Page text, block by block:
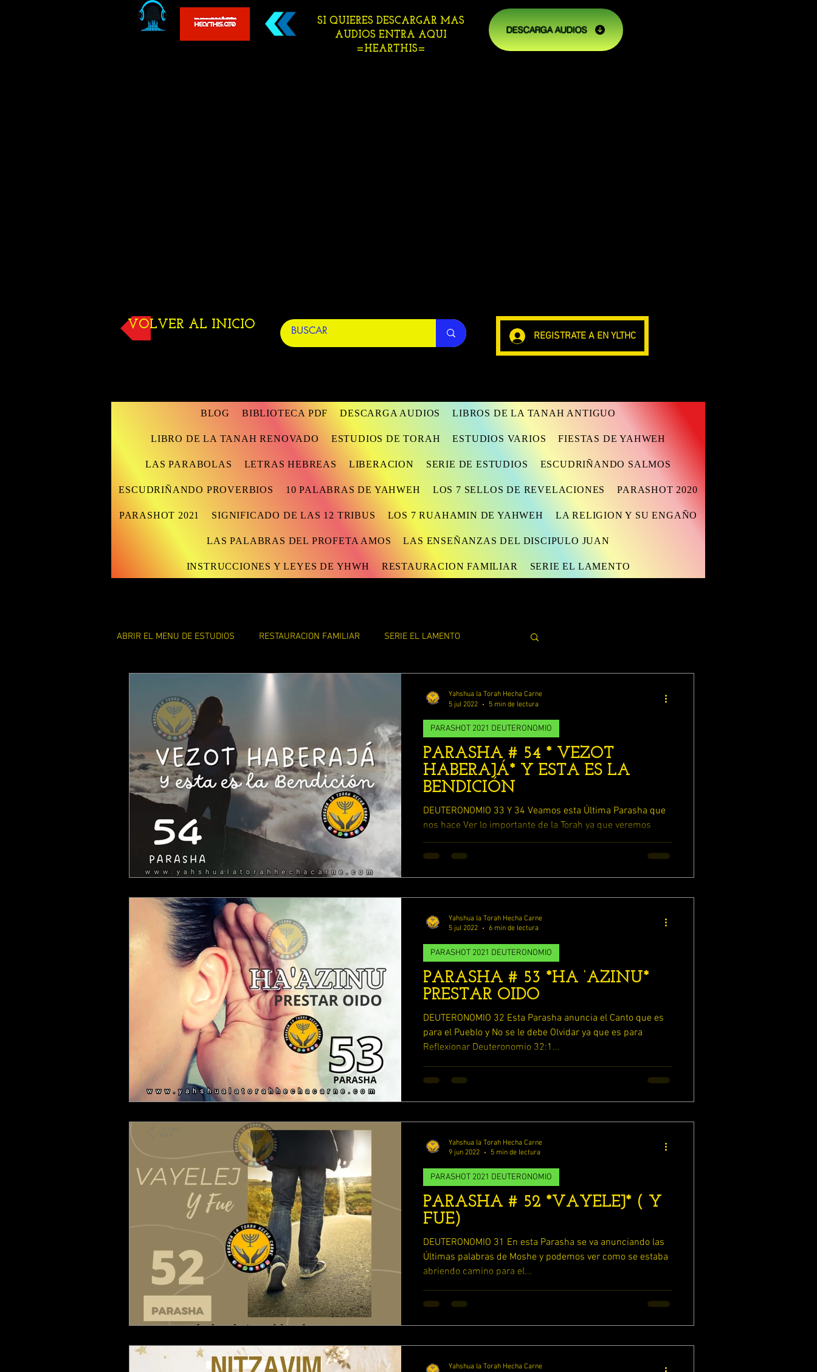
SI QUIERES DESCARGAR MAS
AUDIOS ENTRA AQUI
=HEARTHIS=
DESCARGA AUDIOS
VOLVER AL INICIO
REGISTRATE A EN YLTHC
BLOG BIBLIOTECA PDF DESCARGA AUDIOS LIBROS DE LA TANAH ANTIGUO
LIBRO DE LA TANAH RENOVADO ESTUDIOS DE TORAH ESTUDIOS VARIOS FIESTAS DE YAHWEH
LAS PARABOLAS LETRAS HEBREAS LIBERACION SERIE DE ESTUDIOS ESCUDRIÑANDO SALMOS
ESCUDRIÑANDO PROVERBIOS 10 PALABRAS DE YAHWEH LOS 7 SELLOS DE REVELACIONES PARASHOT 2020
PARASHOT 2021 SIGNIFICADO DE LAS 12 TRIBUS LOS 7 RUAHAMIN DE YAHWEH LA RELIGION Y SU ENGAÑO
LAS PALABRAS DEL PROFETA AMOS LAS ENSEÑANZAS DEL DISCIPULO JUAN
INSTRUCCIONES Y LEYES DE YHWH RESTAURACION FAMILIAR SERIE EL LAMENTO
ABRIR EL MENU DE ESTUDIOS RESTAURACION FAMILIAR SERIE EL LAMENTO
LAS CARTAS DE SHAUL EL FIN DE LA VIDA ( ECLESIASTES)
ENSEÑANZAS DE DISCIPULO JUAN LAS PALABRAS DEL DISCIPULO JUAN
LAS PALABRAS DEL PROFETA AMOS ENFERMOS DE AMOR
QUE ES UNA ADORACION PARA YAHWEH LA RELIGION Y SU ENGAÑO
ESTUDIANDO 1 , 2 Y 3JUAN ESCUDRIÑANDO LOS PROVERBIOS
ESCUDRIÑANDO LOS SALMOS LOS 7 RUAHAMIN DE YAHWEH
ESTUDIANDO LIBRO DE TITO ESTUDIANDO 1 REYES y 2 REYES
ESTUDIANDO 1 SAMUEL ESTUDIO 2 SAMUEL ESTUDIA LIBRO DE RUTH
ESTUDIANDO JUECES ESTUDIANDO 1 TESALONICENSES ESTUDIANDO JOSUE
ESTUDIANDO 2 CORINTIOS ESTUDIANDO 2 TESALONICENSES
ESTUDIANDO APOCALIPSIS ESTUDIANDO BERESHIT (GENESIS)
ESTUDIANDO EFESIOS
PARASHA # 54 * VEZOT
HABERAJÁ* Y ESTA ES LA
BENDICIÓN
DEUTERONOMIO 33 Y 34 Veamos esta Última Parasha que
nos hace Ver lo importante de la Torah ya que veremos
porque nos fue entregada y la...
PARASHOT 2021 DEUTERONOMIO
Yahshua la Torah Hecha Carne
5 jul 2022
5 min de lectura
PARASHA # 53 *HA ‘AZINU*
PRESTAR OIDO
DEUTERONOMIO 32 Esta Parasha anuncia el Canto que es
para el Pueblo y No se le debe Olvidar ya que es para
Reflexionar Deuteronomio 32:1...
PARASHOT 2021 DEUTERONOMIO
Yahshua la Torah Hecha Carne
5 jul 2022
6 min de lectura
PARASHA # 52 *VAYELEJ* ( Y
FUE)
DEUTERONOMIO 31 En esta Parasha se va anunciando las
Últimas palabras de Moshe y podemos ver como se estaba
abriendo camino para el...
PARASHOT 2021 DEUTERONOMIO
Yahshua la Torah Hecha Carne
9 jun 2022
5 min de lectura
Yahshua la Torah Hecha Carne